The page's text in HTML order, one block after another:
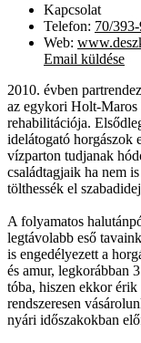
Kapcsolat
Telefon: 70/
Web:
Email küldése
2010. évben
az egykori Holt-Maros
rehabilitációja.
idelátogató horgászok
vízparton tudjanak
családtagjaik ha nem
tölthessék el
A folyamatos
legtávolabb eső
is engedélyezett a
és amur, legkorábban
tóba, hiszen ekkor
rendszeresen
nyári időszakokban